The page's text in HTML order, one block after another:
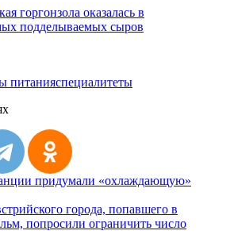
горгонзола оказалась в
подделываемых сыров
питанияспециалитеты
придумали «охлаждающую»
города, попавшего в
попросили ограничить число